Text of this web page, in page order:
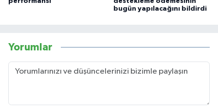
bugün yapılacağını bildirdi
Yorumlar